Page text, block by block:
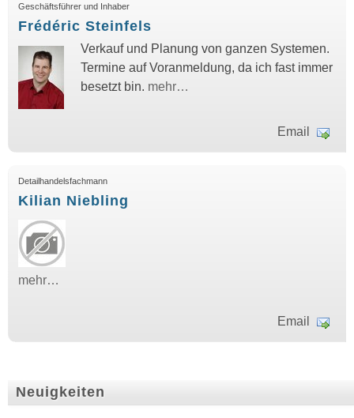
Geschäftsführer und Inhaber
Frédéric Steinfels
Verkauf und Planung von ganzen Systemen.
Termine auf Voranmeldung, da ich fast immer
besetzt bin. mehr…
Email
Detailhandelsfachmann
Kilian Niebling
mehr…
Email
Neuigkeiten